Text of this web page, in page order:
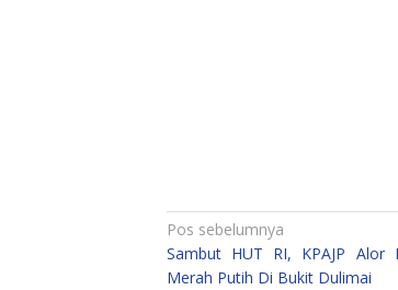
Navigasi
pos
Pos sebelumnya
Sambut HUT RI, KPAJP Alor
Merah Putih Di Bukit Dulimai